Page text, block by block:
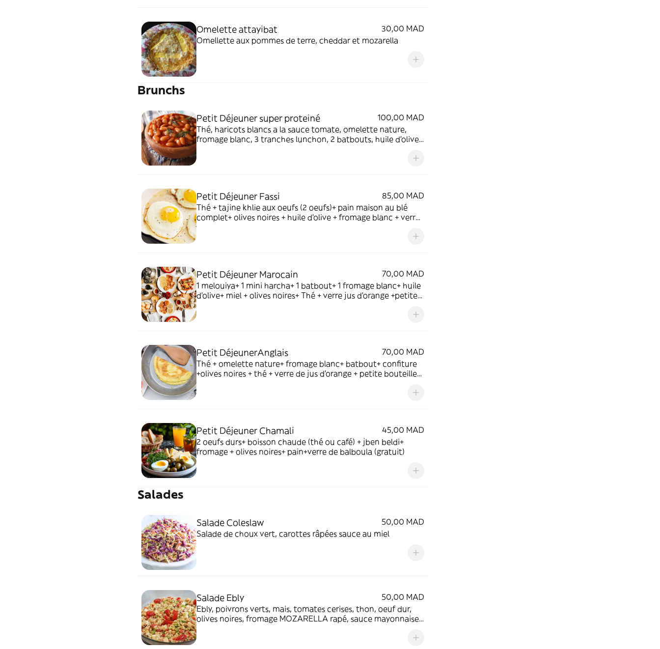
Omelette attayibat
30,00 MAD
Omellette aux pommes de terre, cheddar et mozarella
Brunchs
Petit Déjeuner super proteiné
100,00 MAD
Thé, haricots blancs a la sauce tomate, omelette nature,
fromage blanc, 3 tranches lunchon, 2 batbouts, huile d'olive,
Petit Déjeuner Fassi
85,00 MAD
Thé + tajine khlie aux oeufs (2 oeufs)+ pain maison au blé
complet+ olives noires + huile d'olive + fromage blanc + verre
Petit Déjeuner Marocain
70,00 MAD
1 melouiya+ 1 mini harcha+ 1 batbout+ 1 fromage blanc+ huile
d'olive+ miel + olives noires+ Thé + verre jus d'orange +petite
Petit DéjeunerAnglais
70,00 MAD
Thé + omelette nature+ fromage blanc+ batbout+ confiture
+olives noires + thé + verre de jus d'orange + petite bouteille
Petit Déjeuner Chamali
45,00 MAD
2 oeufs durs+ boisson chaude (thé ou café) + jben beldi+
fromage + olives noires+ pain+verre de balboula (gratuit)
Salades
Salade Coleslaw
50,00 MAD
Salade de choux vert, carottes râpées sauce au miel
Salade Ebly
50,00 MAD
Ebly, poivrons verts, mais, tomates cerises, thon, oeuf dur,
olives noires, fromage MOZARELLA rapé, sauce mayonnaise